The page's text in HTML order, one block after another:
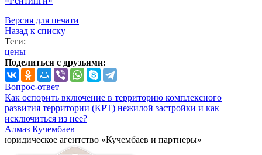
Версия для печати
Назад к списку
Теги:
цены
Поделиться с друзьями:
Вопрос-ответ
Как оспорить включение в территорию комплексного
развития территории (КРТ) нежилой застройки и как
исключиться из нее?
Алмаз Кучембаев
юридическое агентство «Кучембаев и партнеры»